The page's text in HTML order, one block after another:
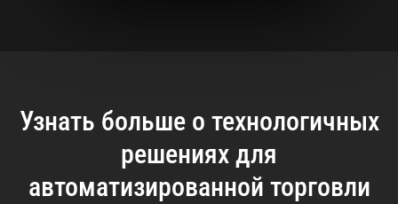
Узнать больше о технологичных
решениях для
автоматизированной торговли